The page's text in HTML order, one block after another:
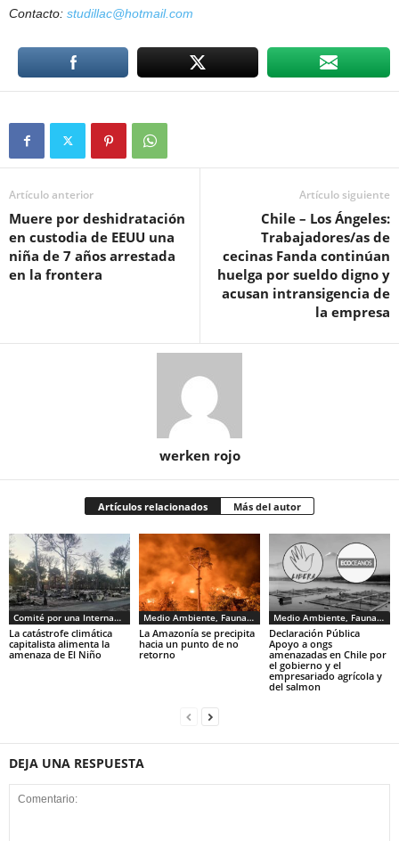
Contacto: studillac@hotmail.com
Artículo anterior
Muere por deshidratación
en custodia de EEUU una
niña de 7 años arrestada
en la frontera
Artículo siguiente
Chile – Los Ángeles:
Trabajadores/as de
cecinas Fanda continúan
huelga por sueldo digno y
acusan intransigencia de
la empresa
werken rojo
Artículos relacionados Más del autor
Comité por una Internacional de los Trabajadores - CIT
La catástrofe climática
capitalista alimenta la
amenaza de El Niño
Medio Ambiente, Fauna y Sociedad
La Amazonía se precipita
hacia un punto de no
retorno
Medio Ambiente, Fauna y Sociedad
Declaración Pública
Apoyo a ongs
amenazadas en Chile por
el gobierno y el
empresariado agrícola y
del salmon
DEJA UNA RESPUESTA